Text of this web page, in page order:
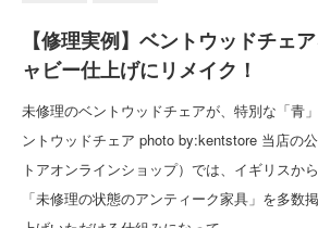
【修理実例】ベントウッドチェ
ャビー仕上げにリメイク！
未修理のベントウッドチェアが、特別な「青
ントウッドチェア photo by:kentstore 当店の
トアオンラインショップ）では、イギリスか
「未修理の状態のアンティーク家具」を多数